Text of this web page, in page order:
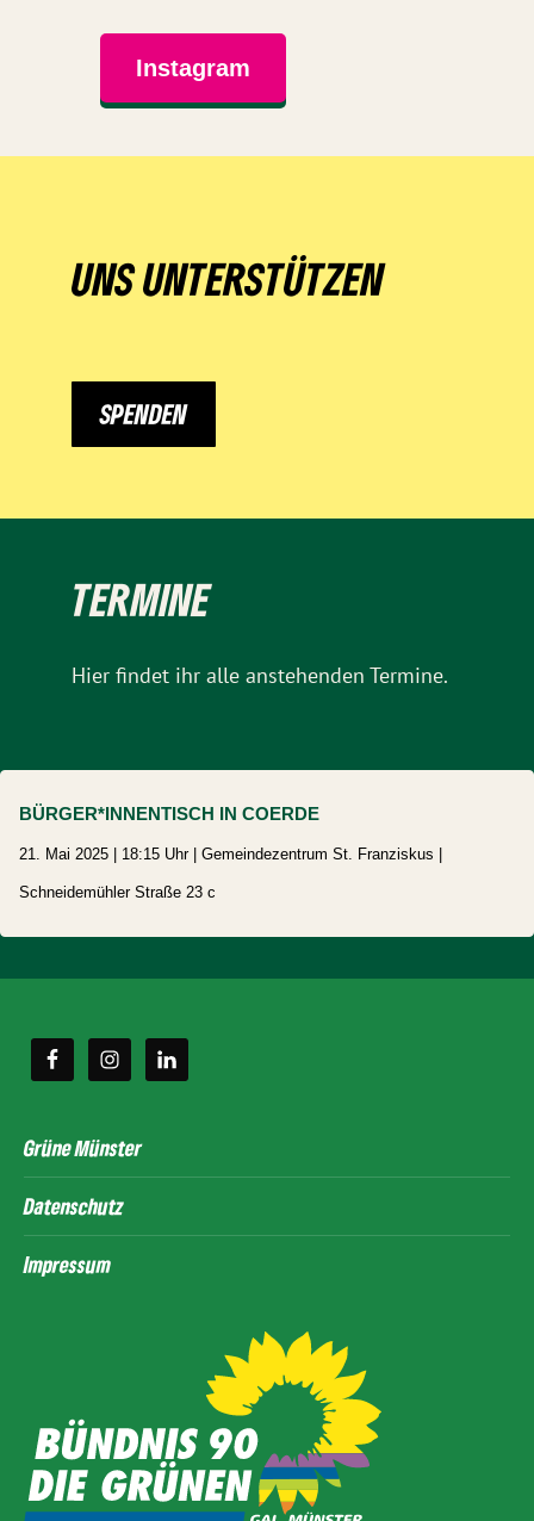
Instagram
UNS UNTERSTÜTZEN
SPENDEN
TERMINE
Hier findet ihr alle anstehenden Termine.
BÜRGER*INNENTISCH IN COERDE
21. Mai 2025 | 18:15 Uhr | Gemeindezentrum St. Franziskus |
Schneidemühler Straße 23 c
Grüne Münster
Datenschutz
Impressum